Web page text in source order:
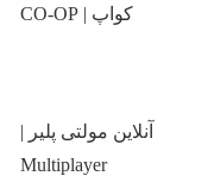
کواپ | CO-OP
آنلاین مولتی پلیر |
Multiplayer